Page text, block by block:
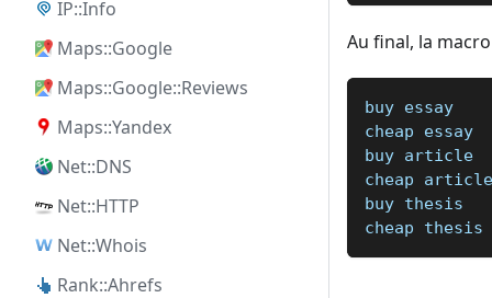
IP::Info
Maps::Google
Maps::Google::Reviews
Maps::Yandex
Net::DNS
Net::HTTP
Net::Whois
Rank::Ahrefs
Au final, la
buy essay
cheap essay
buy article
cheap article
buy thesis
cheap thesis